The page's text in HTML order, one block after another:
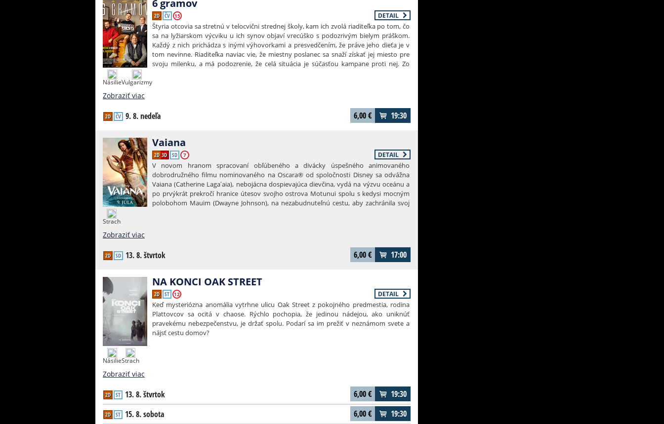
6 gramov
2D ČV 15 DETAIL
Štyria otcovia sa stretnú v telocvični strednej školy, kam ich zvolá riaditeľka po tom, čo
sa na lyžiarskom výcviku u ich synov objaví vrecúško s podozrivým bielym práškom.
Každý z nich prichádza s inými výhovorkami a presvedčením, že práve jeho dieťa je v
tom nevinne. Riaditeľka naviac vie, že miestny poslanec sa snaží získať jej miesto pre
svoju milenku, a má podozrenie, že celá situácia je súčasťou kampane proti nej. Zo
NásilieVulgarizmy
Zobraziť viac
2D ČV 9. 8. nedeľa 6,00€ 19:30
Vaiana
2D 3D SD 7 DETAIL
V novom hranom spracovaní obľúbeného a divácky úspešného animovaného
dobrodružného filmu nominovaného na Oscara® od spoločnosti Disney sa odvážna
Vaiana (Catherine Lagaʻaia), nebojácna dospievajúca dievčina, vydá na výzvu oceánu a
po prvýkrát prekročí hranice útesov svojho ostrova Motunui spolu s kedysi mocným
polobohom Mauim (Dwayne Johnson), na nezabudnuteľnú cestu, aby zachránila svoj
Strach
Zobraziť viac
2D SD 13. 8. štvrtok 6,00€ 17:00
NA KONCI OAK STREET
2D ST 12 DETAIL
Keď mysteriózna anomália vytrhne ulicu Oak Street z pokojného predmestia, rodina
Plattovcov sa ocitá v chaose. Rýchlo pochopia, že jedinou nádejou, ako uniknúť
pravekému nebezpečenstvu, je držať spolu. Podarí sa im prežiť v neznámom svete a
nájsť cestu domov?
NásilieStrach
Zobraziť viac
2D ST 13. 8. štvrtok 6,00€ 19:30
2D ST 15. 8. sobota 6,00€ 19:30